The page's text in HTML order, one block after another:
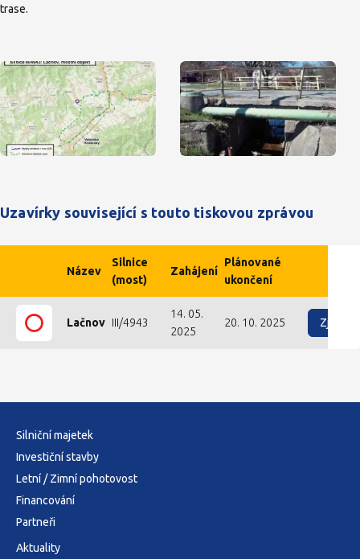
trase.
Uzavírky související s touto tiskovou zprávou
Název
Silnice
(most)
Zahájení
Plánované
ukončení
Lačnov III/4943
14. 05.
2025
20. 10. 2025
Silniční majetek
Investiční stavby
Letní / Zimní pohotovost
Financování
Partneři
Aktuality